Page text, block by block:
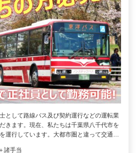
として路線バス及び契約運行などの運転業
きます。現在、私たちは千葉県八千代市を
運行しています。大都市圏と違って交通…
諸手当